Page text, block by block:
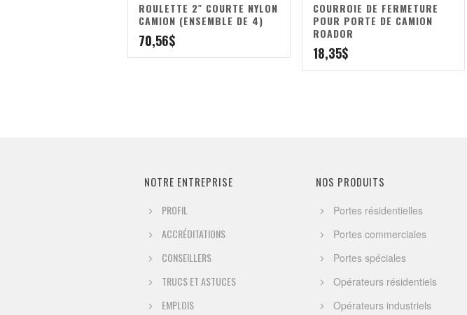
ROULETTE 2″ COURTE NYLON
CAMION (ENSEMBLE DE 4)
70,56$
COURROIE DE FERMETURE
POUR PORTE DE CAMION
ROADOR
18,35$
NOTRE ENTREPRISE
PROFIL
ACCRÉDITATIONS
CONSEILLERS
TRUCS ET ASTUCES
EMPLOIS
NOS PRODUITS
Portes résidentielles
Portes commerciales
Portes spéciales
Opérateurs résidentiels
Opérateurs industriels